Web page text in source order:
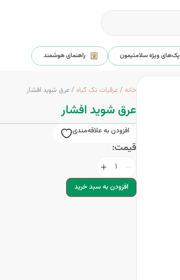
پک‌های ویژه سلامتیمون راهنمای هوشمند
خانه /عرقیات تک گیاه / عرق شوید افشار
عرق شوید افشار
افزودن به علاقه‌مندی
قیمت:
افزودن به سبد خرید